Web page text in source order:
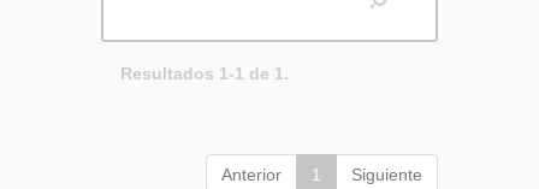
Resultados 1-1 de 1.
Anterior 1 Siguiente